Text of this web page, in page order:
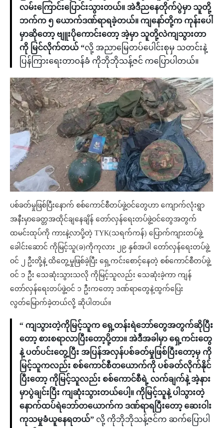
လမ်းကြောင်းပြောင်းသွားတယ်။ အဲဒီညနေတိုက်ပွဲမှာ သူတို့
ဘက်က ၅ ယောက်ဒဏ်ရာရခဲ့တယ်။ ကျနော်တို့က ကုန်းပေါ်
မှာဆိုတော့ ဗျူးပိုကောင်းတော့ အဲ့မှာ သူတို့လဲကျသွားတာ
ကို မြင်လိုက်တယ် “လို့ အညာမြေတပ်ပေါင်းစုမှ သတင်းနဲ့
ပြန်ကြားရေးတာဝန်ခံ ကိုဘိုဘိုသန့်ဇင် ကပြောပါတယ်။
ပစ်ခတ်မှုဖြစ်ပြီးနောက် စစ်ကောင်စီတပ်ဖွဲ့ဝင်တွေဟာ ကျောက်လုံးရွာ
အနီးမှာခေတ္တအထိုင်ချနေချိန် တော်လှန်ရေးတပ်ဖွဲ့ဝင်တွေအတွက်
ထမင်းထုပ်ကို ကားနဲ့လာပို့တဲ့ TYK(သရက်ကန်) ပြောက်ကျားတပ်ဖွဲ့
ခေါင်းဆောင် ကိုမြင့်သူ(ခ)ကိုကုလား ၂၉ နှစ်အပါ တော်လှန်ရေးတပ်ဖွဲ့
ဝင် ၂ ဦးတို့နဲ့ ထိတွေ့မှုဖြစ်ခဲ့ပြီး ရှေ့ကင်းစောင့်နေတဲ့ စစ်ကောင်စီတပ်ဖွဲ့
ဝင် ၁ ဦး သေဆုံးသွားသလို ကိုမြင့်သူလည်း သေဆုံးခဲ့ကာ ကျန်
တော်လှန်ရေးတပ်ဖွဲ့ဝင် ၁ ဦးကတော့ ဒဏ်ရာတွေနဲ့ထွက်ပြေး
လွတ်မြောက်ခဲ့တယ်လို့ ဆိုပါတယ်။
“ ကျသွားတဲ့ကိုမြင့်သူက ရှေ့တန်းရဲဘော်တွေအတွက်ဆိုပြီး
တော့ စားစရာလာပြီးတော့ပို့တာ။ အဲဒီအခါမှာ ရှေ့ကင်းတွေ
နဲ့ ပတ်ပင်းတွေ့ပြီး အပြန်အလှန်ပစ်ခတ်မှုဖြစ်ပြီးတော့မှ ကို
မြင့်သူကလည်း စစ်ကောင်စီတယောက်ကို ပစ်ခတ်လိုက်နိုင်
ပြီးတော့ ကိုမြင့်သူလည်း စစ်ကောင်စီရဲ့ လက်ချက်နဲ့ အဲ့နား
မှာပွဲချင်းပြီး ကျဆုံးသွားတယ်ပေါ့။ ကိုမြင့်သူနဲ့ ပါသွားတဲ့
နောက်ထပ်ရဲဘော်တယောက်က ဒဏ်ရာရပြီးတော့ ဆေးဝါး
ကုသမှုခံယူနေရတယ်” လို့ ကိုဘိုဘိုသန့်ဇင်က ဆက်ပြောပါ